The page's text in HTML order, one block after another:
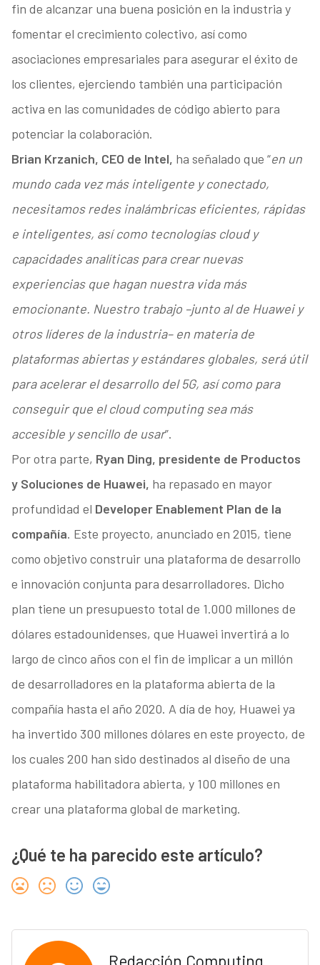
fin de alcanzar una buena posición en la industria y
fomentar el crecimiento colectivo, así como
asociaciones empresariales para asegurar el éxito de
los clientes, ejerciendo también una participación
activa en las comunidades de código abierto para
potenciar la colaboración.
Brian Krzanich, CEO de Intel, ha señalado que “en un
mundo cada vez más inteligente y conectado,
necesitamos redes inalámbricas eficientes, rápidas
e inteligentes, así como tecnologías cloud y
capacidades analíticas para crear nuevas
experiencias que hagan nuestra vida más
emocionante. Nuestro trabajo –junto al de Huawei y
otros líderes de la industria– en materia de
plataformas abiertas y estándares globales, será útil
para acelerar el desarrollo del 5G, así como para
conseguir que el cloud computing sea más
accesible y sencillo de usar”.
Por otra parte, Ryan Ding, presidente de Productos
y Soluciones de Huawei, ha repasado en mayor
profundidad el Developer Enablement Plan de la
compañía. Este proyecto, anunciado en 2015, tiene
como objetivo construir una plataforma de desarrollo
e innovación conjunta para desarrolladores. Dicho
plan tiene un presupuesto total de 1.000 millones de
dólares estadounidenses, que Huawei invertirá a lo
largo de cinco años con el fin de implicar a un millón
de desarrolladores en la plataforma abierta de la
compañía hasta el año 2020. A día de hoy, Huawei ya
ha invertido 300 millones dólares en este proyecto, de
los cuales 200 han sido destinados al diseño de una
plataforma habilitadora abierta, y 100 millones en
crear una plataforma global de marketing.
¿Qué te ha parecido este artículo?